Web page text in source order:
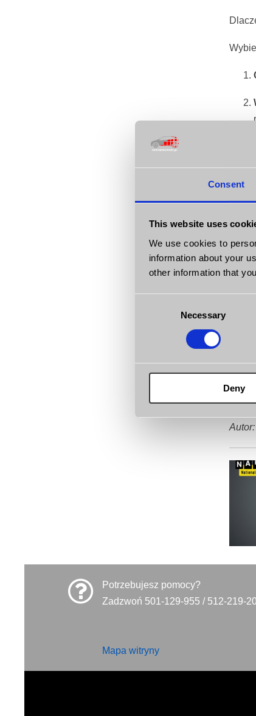
Consent
This website uses
We use cookies to
information about your
other information that
Necessary
Deny
Potrzebujesz pomocy?
Zadzwoń 501-129-955 / 512-219-
Mapa witryny